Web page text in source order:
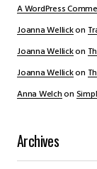
A WordPress
Joanna Wellickon
Joanna Wellickon
Joanna Wellickon
Anna Welchon
Archives